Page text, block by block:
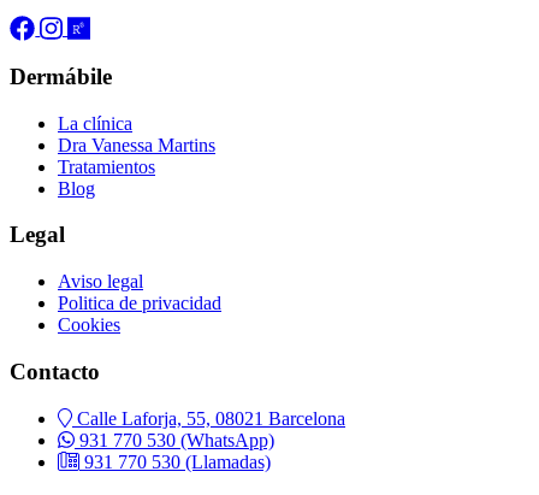
Dermábile
La clínica
Dra Vanessa Martins
Tratamientos
Blog
Legal
Aviso legal
Politica de privacidad
Cookies
Contacto
Calle Laforja, 55, 08021 Barcelona
931 770 530 (WhatsApp)
931 770 530 (Llamadas)